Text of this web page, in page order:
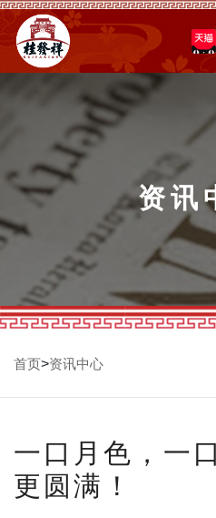
资讯
首页>资讯中心
一口月色，一
更圆满！